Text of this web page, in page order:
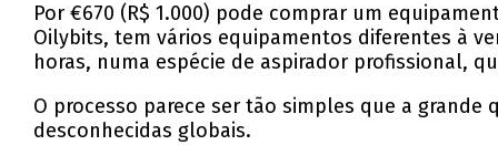
Por €670 (R$ 1.000) pode comprar um
Oilybits, tem vários equipamentos diferentes à
horas, numa espécie de aspirador profissional,
O processo parece ser tão simples que a
desconhecidas globais.